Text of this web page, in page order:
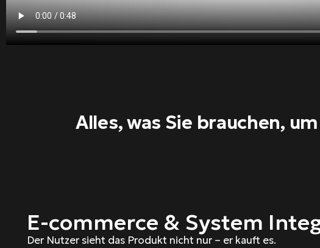
Alles, was Sie brauchen,
E-commerce & System
Der Nutzer sieht das Produkt nicht nur – er kauft es.